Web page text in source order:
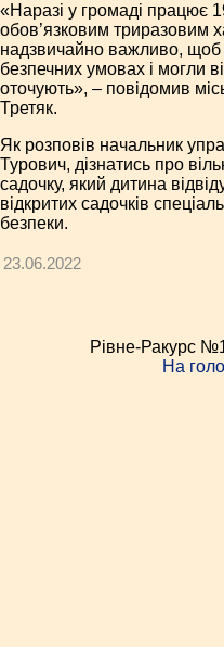
«Наразі у громаді працює
обов’язковим триразовим
надзвичайно важливо, щоб
безпечних умовах і могли
оточують», – повідомив
Третяк.
Як розповів начальник
Турович, дізнатись про
садочку, який дитина
відкритих садочків
безпеки.
23.06.2022
Рівне-Ракурс
На